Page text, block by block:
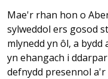
Mae'r rhan hon o
sylweddol ers gosod
mlynedd yn ôl, a
yn ehangach i
defnydd presennol a'r